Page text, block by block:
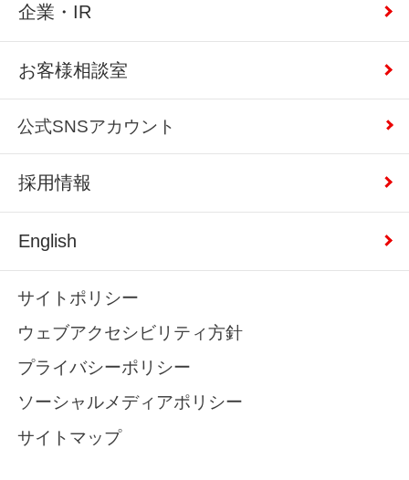
企業・IR
お客様相談室
公式SNSアカウント
採用情報
English
サイトポリシー
ウェブアクセシビリティ方針
プライバシーポリシー
ソーシャルメディアポリシー
サイトマップ